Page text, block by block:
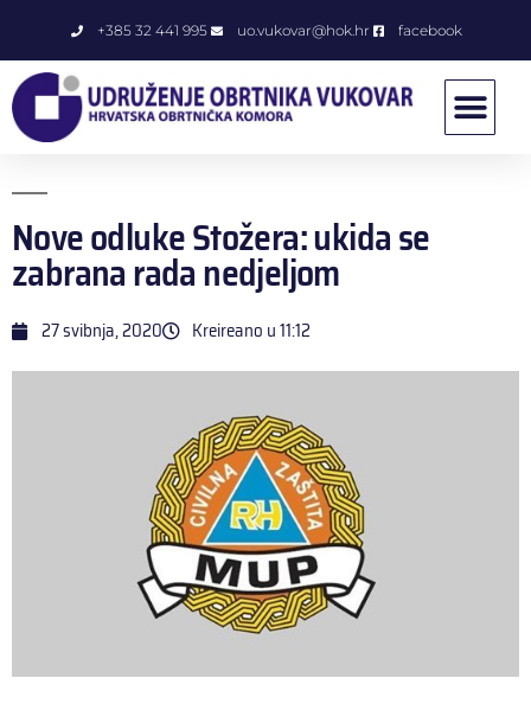
+385 32 441 995 uo.vukovar@hok.hr facebook
Nove odluke Stožera: ukida se
zabrana rada nedjeljom
27 svibnja, 2020 Kreireano u11:12